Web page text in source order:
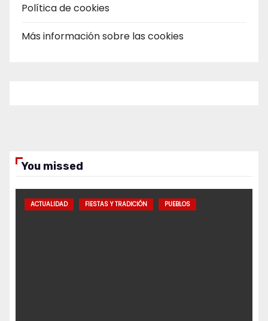
Política de cookies
Más información sobre las cookies
You missed
ACTUALIDAD FIESTAS Y TRADICIÓN PUEBLOS